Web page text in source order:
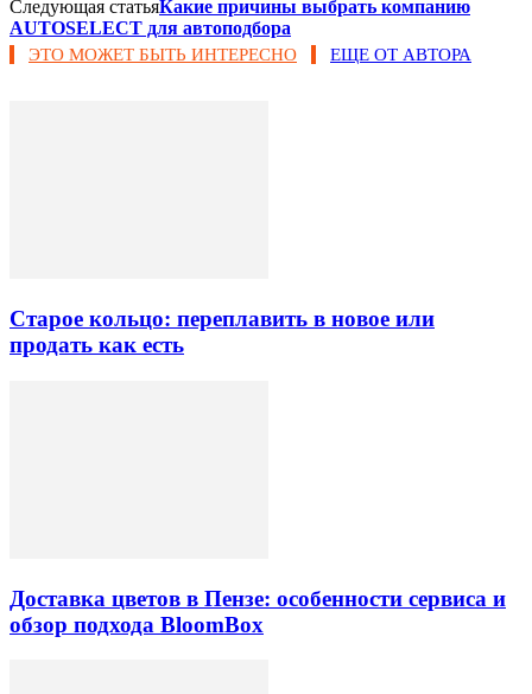
Следующая статьяКакие причины выбрать компанию
AUTOSELECT для автоподбора
ЭТО МОЖЕТ БЫТЬ ИНТЕРЕСНО ЕЩЕ ОТ АВТОРА
Старое кольцо: переплавить в новое или
продать как есть
Доставка цветов в Пензе: особенности сервиса и
обзор подхода BloomBox